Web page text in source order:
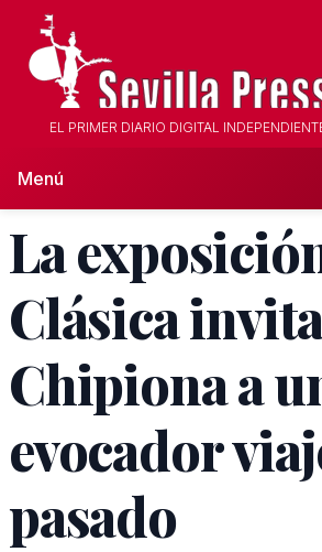
EL PRIMER DIARIO DIGITAL
Menú
La
Clásica
Chipiona a
evocador
pasado